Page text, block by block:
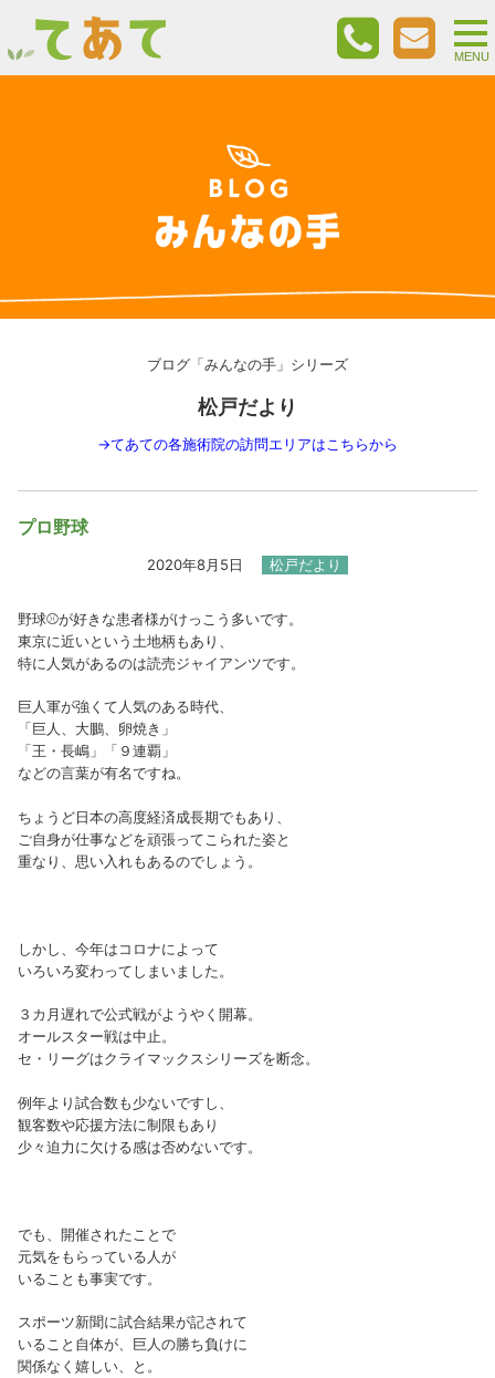
ブログ「みんなの手」シリーズ
松戸だより
→てあての各施術院の訪問エリアはこちらから
プロ野球
2020年8月5日 松戸だより
野球⚾が好きな患者様がけっこう多いです。
東京に近いという土地柄もあり、
特に人気があるのは読売ジャイアンツです。
巨人軍が強くて人気のある時代、
「巨人、大鵬、卵焼き」
「王・長嶋」「９連覇」
などの言葉が有名ですね。
ちょうど日本の高度経済成長期でもあり、
ご自身が仕事などを頑張ってこられた姿と
重なり、思い入れもあるのでしょう。
しかし、今年はコロナによって
いろいろ変わってしまいました。
３カ月遅れで公式戦がようやく開幕。
オールスター戦は中止。
セ・リーグはクライマックスシリーズを断念。
例年より試合数も少ないですし、
観客数や応援方法に制限もあり
少々迫力に欠ける感は否めないです。
でも、開催されたことで
元気をもらっている人が
いることも事実です。
スポーツ新聞に試合結果が記されて
いること自体が、巨人の勝ち負けに
関係なく嬉しい、と。
MENU